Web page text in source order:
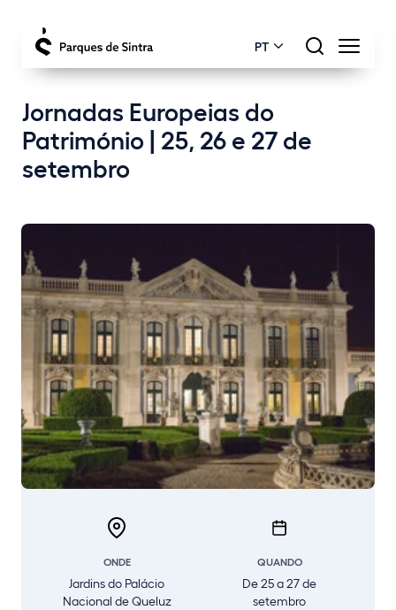
PT
Jornadas Europeias do
Património | 25, 26 e 27 de
setembro
ONDE
Jardins do Palácio
Nacional de Queluz
QUANDO
De 25 a 27 de
setembro